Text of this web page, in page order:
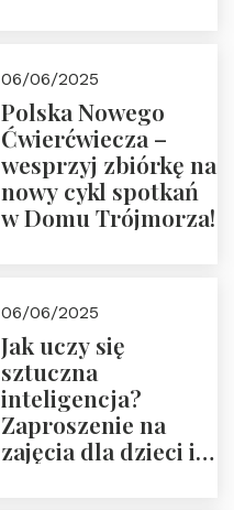
18:00
06/06/2025
Polska Nowego
Ćwierćwiecza –
wesprzyj zbiórkę na
nowy cykl spotkań
w Domu Trójmorza!
06/06/2025
Jak uczy się
sztuczna
inteligencja?
Zaproszenie na
zajęcia dla dzieci i